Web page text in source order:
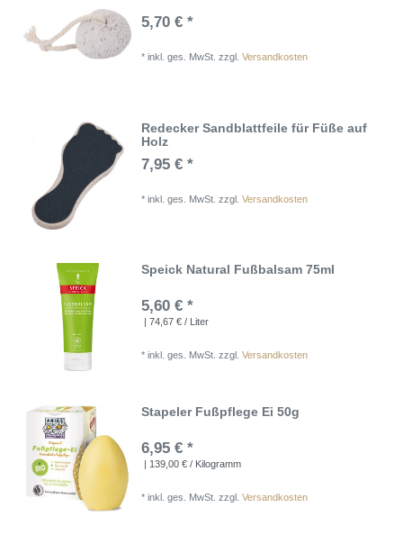
5,70 € *
*inkl. ges. MwSt. zzgl.Versandkosten
Redecker Sandblattfeile für Füße auf
Holz
7,95 € *
*inkl. ges. MwSt. zzgl.Versandkosten
Speick Natural Fußbalsam 75ml
5,60 € *
| 74,67 € / Liter
*inkl. ges. MwSt. zzgl.Versandkosten
Stapeler Fußpflege Ei 50g
6,95 € *
| 139,00 € / Kilogramm
*inkl. ges. MwSt. zzgl.Versandkosten